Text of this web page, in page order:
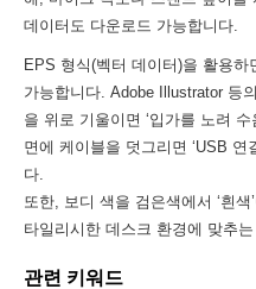
데이터도 다운로드 가능합니다.
EPS 형식(벡터 데이터)을 활용
가능합니다. Adobe Illustrator 등
을 위로 기울이면 ‘입가를 노려
면에 케이블을 덧그리면 ‘USB 연
다.
또한, 보디 색을 검은색에서 ‘흰색
타일리시한 데스크 환경에 맞추
관련 키워드